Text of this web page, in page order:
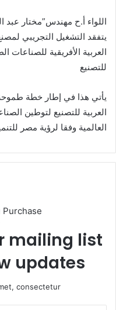
اللواء أ.ح مهندس”مختار عبد
يتفقد التشغيل التجريبي
العربية الأفريقية للصناعات
للتصنيع
يأتي هذا في إطار خطة
العربية للتصنيع لتوطين
العالمية وفقا لرؤية مصر للتنمية
Purchase
mailing list
updates!
consectetur.